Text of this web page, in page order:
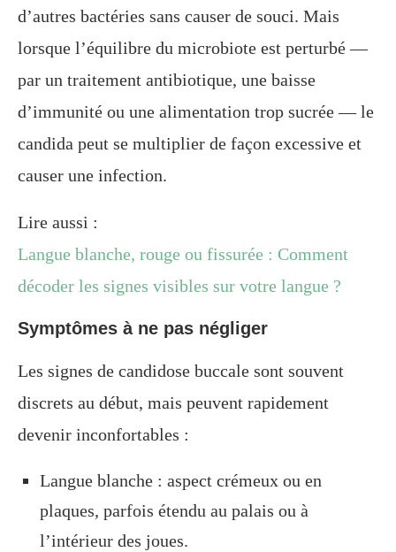
d’autres bactéries sans causer de souci. Mais
lorsque l’équilibre du microbiote est perturbé —
par un traitement antibiotique, une baisse
d’immunité ou une alimentation trop sucrée — le
candida peut se multiplier de façon excessive et
causer une infection.
Lire aussi :
Langue blanche, rouge ou fissurée : Comment
décoder les signes visibles sur votre langue ?
Symptômes à ne pas négliger
Les signes de candidose buccale sont souvent
discrets au début, mais peuvent rapidement
devenir inconfortables :
Langue blanche : aspect crémeux ou en
plaques, parfois étendu au palais ou à
l’intérieur des joues.